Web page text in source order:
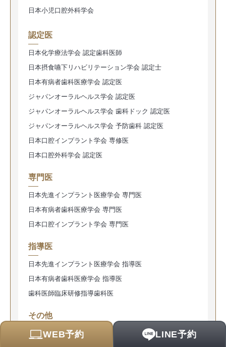
WEB予約 LINE予約
日本小児口腔外科学会
認定医
日本化学療法学会 認定歯科医師
日本摂食嚥下リハビリテーション学会 認定士
日本有病者歯科医療学会 認定医
ジャパンオーラルヘルス学会 認定医
ジャパンオーラルヘルス学会 歯科ドック 認定医
ジャパンオーラルヘルス学会 予防歯科 認定医
日本口腔インプラント学会 専修医
日本口腔外科学会 認定医
専門医
日本先進インプラント医療学会 専門医
日本有病者歯科医療学会 専門医
日本口腔インプラント学会 専門医
指導医
日本先進インプラント医療学会 指導医
日本有病者歯科医療学会 指導医
歯科医師臨床研修指導歯科医
その他
日本救急医学会 ICLS·BLSインストラクター コース認定